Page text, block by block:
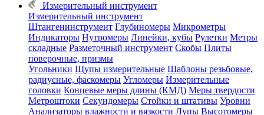
Измерительный инструмент
Измерительный инструмент
Штангенинструмент Глубиномеры Микрометры
Индикаторы Нутромеры Линейки, кубы Рулетки Метры
складные Разметочный инструмент Скобы Плиты
поверочные, призмы
Угольники Щупы измерительные Шаблоны резьбовые,
радиусные, фаскомеры Угломеры Измерительные
головки Концевые меры длины (КМД) Меры твердости
Метроштоки Секундомеры Стойки и штативы Уровни
Анализаторы влажности и вязкости Лупы Высотомеры